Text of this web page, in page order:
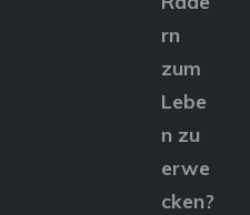
rn
zum
Lebe
n zu
erwe
cken?